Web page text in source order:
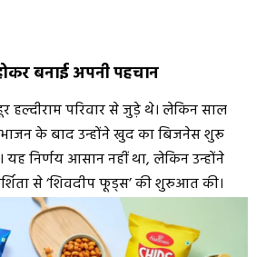
बनाई अपनी पहचान
हल्दीराम परिवार से जुड़े थे। लेकिन साल
के बाद उन्होंने खुद का बिजनेस शुरू
निर्णय आसान नहीं था, लेकिन उन्होंने
से ‘शिवदीप फूड्स’ की शुरुआत की।